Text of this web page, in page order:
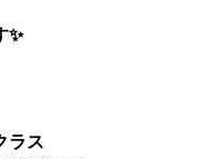
✨
ラス